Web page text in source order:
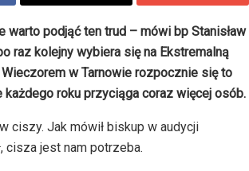
warto podjąć ten trud – mówi bp Stanisław
raz kolejny wybiera się na Ekstremalną
w Tarnowie rozpocznie się to
każdego roku przyciąga coraz więcej osób.
ciszy. Jak mówił biskup w audycji
cisza jest nam potrzeba.